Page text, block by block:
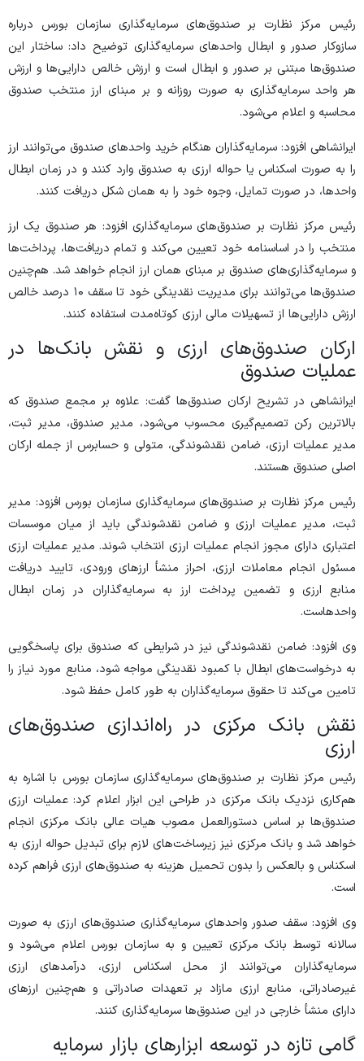
رئیس مرکز نظارت بر صندوق‌های سرمایه‌گذاری سازمان بورس درباره
سازوکار صدور و ابطال واحد‌های سرمایه‌گذاری توضیح داد: ساختار این
صندوق‌ها مبتنی بر صدور و ابطال است و ارزش خالص دارایی‌ها و ارزش
هر واحد سرمایه‌گذاری به صورت روزانه و بر مبنای ارز منتخب صندوق
محاسبه و اعلام می‌شود.
ایرانشاهی افزود: سرمایه‌گذاران هنگام خرید واحد‌های صندوق می‌توانند ارز
را به صورت اسکناس یا حواله ارزی به صندوق وارد کنند و در زمان ابطال
واحدها، در صورت تمایل، وجوه خود را به همان شکل دریافت کنند.
رئیس مرکز نظارت بر صندوق‌های سرمایه‌گذاری افزود: هر صندوق یک ارز
منتخب را در اساسنامه خود تعیین می‌کند و تمام دریافت‌ها، پرداخت‌ها
و سرمایه‌گذاری‌های صندوق بر مبنای همان ارز انجام خواهد شد. هم‌چنین
صندوق‌ها می‌توانند برای مدیریت نقدینگی خود تا سقف ۱۰ درصد خالص
ارزش دارایی‌ها از تسهیلات مالی ارزی کوتاه‌مدت استفاده کنند.
ارکان صندوق‌های ارزی و نقش بانک‌ها در
عملیات صندوق
ایرانشاهی در تشریح ارکان صندوق‌ها گفت: علاوه بر مجمع صندوق که
بالاترین رکن تصمیم‌گیری محسوب می‌شود، مدیر صندوق، مدیر ثبت،
مدیر عملیات ارزی، ضامن نقدشوندگی، متولی و حسابرس از جمله ارکان
اصلی صندوق هستند.
رئیس مرکز نظارت بر صندوق‌های سرمایه‌گذاری سازمان بورس افزود: مدیر
ثبت، مدیر عملیات ارزی و ضامن نقدشوندگی باید از میان موسسات
اعتباری دارای مجوز انجام عملیات ارزی انتخاب شوند. مدیر عملیات ارزی
مسئول انجام معاملات ارزی، احراز منشأ ارز‌های ورودی، تایید دریافت
منابع ارزی و تضمین پرداخت ارز به سرمایه‌گذاران در زمان ابطال
واحدهاست.
وی افزود: ضامن نقدشوندگی نیز در شرایطی که صندوق برای پاسخگویی
به درخواست‌های ابطال با کمبود نقدینگی مواجه شود، منابع مورد نیاز را
تامین می‌کند تا حقوق سرمایه‌گذاران به طور کامل حفظ شود.
نقش بانک مرکزی در راه‌اندازی صندوق‌های
ارزی
رئیس مرکز نظارت بر صندوق‌های سرمایه‌گذاری سازمان بورس با اشاره به
هم‌کاری نزدیک بانک مرکزی در طراحی این ابزار اعلام کرد: عملیات ارزی
صندوق‌ها بر اساس دستورالعمل مصوب هیات عالی بانک مرکزی انجام
خواهد شد و بانک مرکزی نیز زیرساخت‌های لازم برای تبدیل حواله ارزی به
اسکناس و بالعکس را بدون تحمیل هزینه به صندوق‌های ارزی فراهم کرده
است.
وی افزود: سقف صدور واحد‌های سرمایه‌گذاری صندوق‌های ارزی به صورت
سالانه توسط بانک مرکزی تعیین و به سازمان بورس اعلام می‌شود و
سرمایه‌گذاران می‌توانند از محل اسکناس ارزی، درآمد‌های ارزی
غیرصادراتی، منابع ارزی مازاد بر تعهدات صادراتی و هم‌چنین ارز‌های
دارای منشأ خارجی در این صندوق‌ها سرمایه‌گذاری کنند.
گامی تازه در توسعه ابزار‌های بازار سرمایه